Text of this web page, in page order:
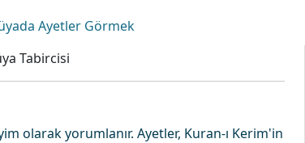
Ayetler Görmek
Tabircisi
olarak yorumlanır. Ayetler, Kuran-ı Kerim'in